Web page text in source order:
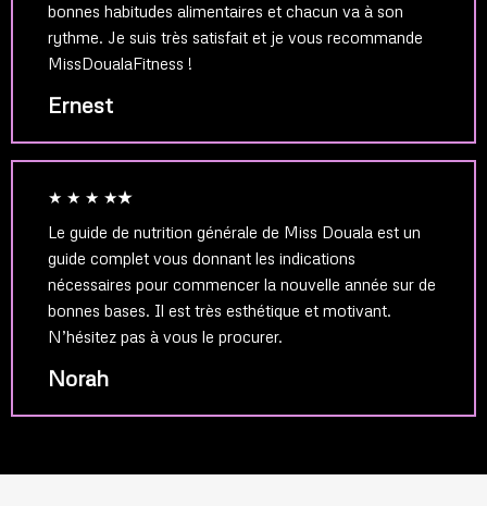
bonnes habitudes alimentaires et chacun va à son
rythme. Je suis très satisfait et je vous recommande
MissDoualaFitness !
Ernest
★ ★ ★ ★★
Le guide de nutrition générale de Miss Douala est un
guide complet vous donnant les indications
nécessaires pour commencer la nouvelle année sur de
bonnes bases. Il est très esthétique et motivant.
N’hésitez pas à vous le procurer.
Norah